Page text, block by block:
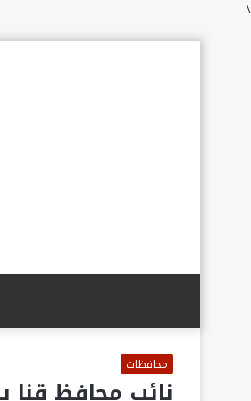
\
محافظات